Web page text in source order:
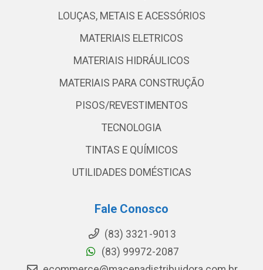
LOUÇAS, METAIS E ACESSÓRIOS
MATERIAIS ELETRICOS
MATERIAIS HIDRÁULICOS
MATERIAIS PARA CONSTRUÇÃO
PISOS/REVESTIMENTOS
TECNOLOGIA
TINTAS E QUÍMICOS
UTILIDADES DOMÉSTICAS
Fale Conosco
(83) 3321-9013
(83) 99972-2087